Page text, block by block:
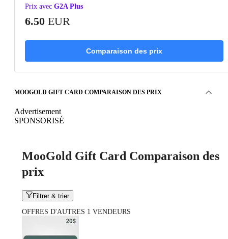
Prix avec G2A Plus
6.50 EUR
Comparaison des prix
MOOGOLD GIFT CARD COMPARAISON DES PRIX
Advertisement
SPONSORISÉ
MooGold Gift Card Comparaison des
prix
Filtrer & trier
OFFRES D'AUTRES 1 VENDEURS